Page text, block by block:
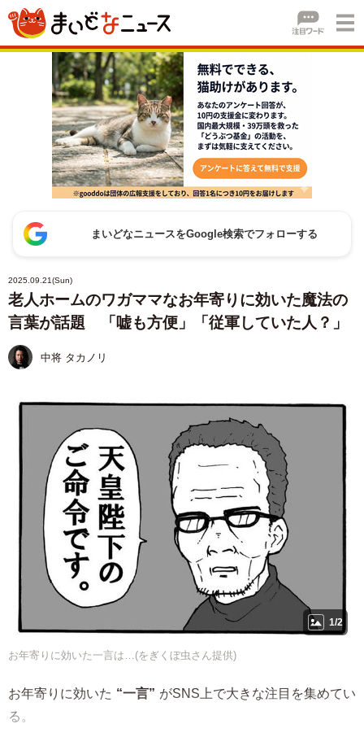
まいどなニュースをGoogle検索でフォローする
2025.09.21(Sun)
老人ホームのワガママなお年寄りに効いた魔法の
言葉が話題 「嘘も方便」「従軍していた人？」
中将 タカノリ
1/2
お年寄りに効いた一言は…(をぎくぼ虫さん提供)
お年寄りに効いた “一言” がSNS上で大きな注目を集めてい
る。